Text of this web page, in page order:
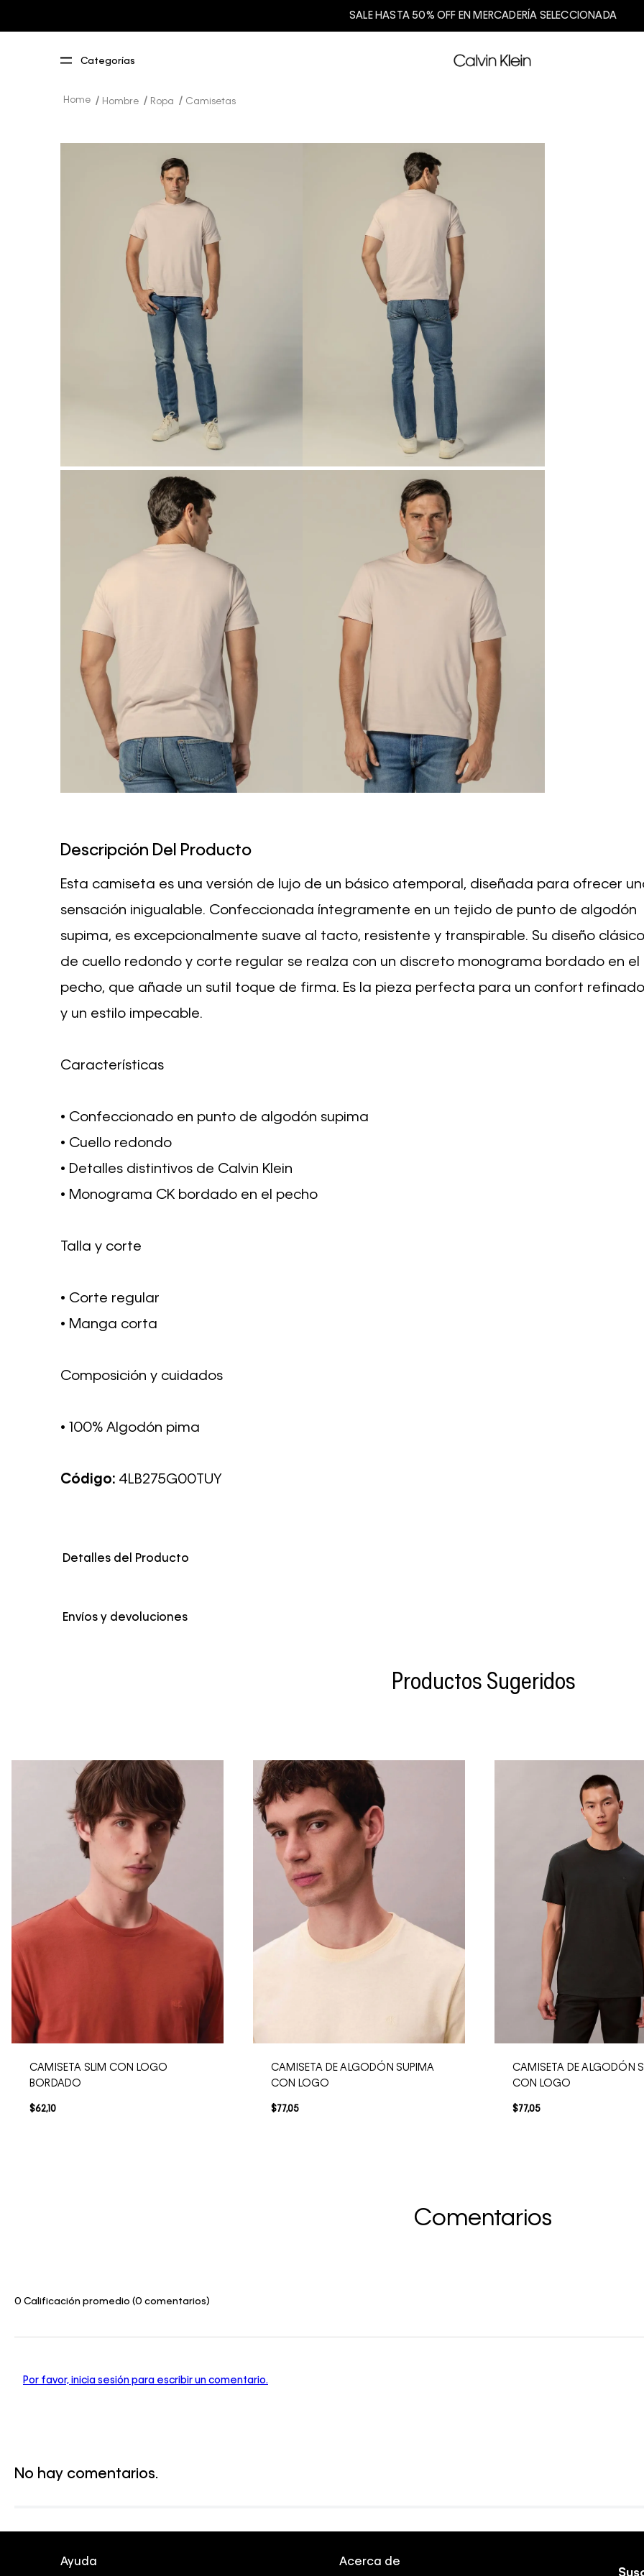
SALE HASTA 50% OFF EN MERCADERÍA SELECCIONADA
Hombre Ropa Camisetas
Descripción Del Producto
Esta camiseta es una versión de lujo de un básico atemporal, diseñada para ofrecer
sensación inigualable. Confeccionada íntegramente en un tejido de punto de algodón
supima, es excepcionalmente suave al tacto, resistente y transpirable. Su diseño clásico
de cuello redondo y corte regular se realza con un discreto monograma bordado en el
pecho, que añade un sutil toque de firma. Es la pieza perfecta para un confort refinado
y un estilo impecable.
Características
• Confeccionado en punto de algodón supima
• Cuello redondo
• Detalles distintivos de Calvin Klein
• Monograma CK bordado en el pecho
Talla y corte
• Corte regular
• Manga corta
Composición y cuidados
• 100% Algodón pima
Código: 4LB275G00TUY
Detalles del Producto
Envíos y devoluciones
Productos Sugeridos
CAMISETA SLIM CON LOGO
BORDADO
$62,10
CAMISETA DE ALGODÓN SUPIMA
CON LOGO
$77,05
CAMISETA DE ALGODÓN
CON LOGO
$77,05
Comentarios
0 Calificación promedio (0 comentarios)
Por favor, inicia sesión para escribir un comentario.
No hay comentarios.
Ayuda Acerca de